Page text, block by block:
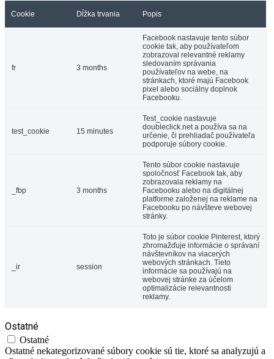
Cookie Dĺžka trvania Popis
fr 3 months
Facebook nastavuje tento súbor
cookie tak, aby používateľom
zobrazoval relevantné reklamy
sledovaním správania
používateľov na webe, na
stránkach, ktoré majú Facebook
pixel alebo sociálny doplnok
Facebooku.
test_cookie 15 minutes
Test_cookie nastavuje
doubleclick.net a používa sa na
určenie, či prehliadač používateľa
podporuje súbory cookie.
_fbp 3 months
Tento súbor cookie nastavuje
spoločnosť Facebook tak, aby
zobrazovala reklamy na
Facebooku alebo na digitálnej
platforme založenej na reklame na
Facebooku po návšteve webovej
stránky.
_ir session
Toto je súbor cookie Pinterest, ktorý
zhromažďuje informácie o správaní
návštevníkov na viacerých
webových stránkach. Tieto
informácie sa používajú na
webovej stránke za účelom
optimalizácie relevantnosti
reklamy.
Ostatné
Ostatné
Ostatné nekategorizované súbory cookie sú tie, ktoré sa analyzujú a